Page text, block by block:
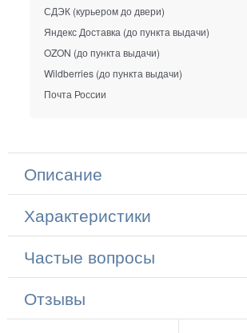
СДЭК (курьером до двери)
Яндекс Доставка (до пункта выдачи)
OZON (до пункта выдачи)
Wildberries (до пункта выдачи)
Почта России
Описание
Характеристики
Частые вопросы
Отзывы